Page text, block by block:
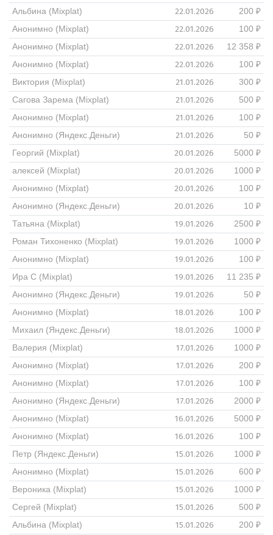
Альбина (Mixplat)
22.01.2026
200 ₽
Анонимно (Mixplat)
22.01.2026
100 ₽
Анонимно (Mixplat)
22.01.2026
12 358 ₽
Анонимно (Mixplat)
22.01.2026
100 ₽
Виктория (Mixplat)
21.01.2026
300 ₽
Сагова Зарема (Mixplat)
21.01.2026
500 ₽
Анонимно (Mixplat)
21.01.2026
100 ₽
Анонимно (Яндекс.Деньги)
21.01.2026
50 ₽
Георгий (Mixplat)
20.01.2026
5000 ₽
алексей (Mixplat)
20.01.2026
1000 ₽
Анонимно (Mixplat)
20.01.2026
100 ₽
Анонимно (Яндекс.Деньги)
20.01.2026
10 ₽
Татьяна (Mixplat)
19.01.2026
2500 ₽
Роман Тихоненко (Mixplat)
19.01.2026
1000 ₽
Анонимно (Mixplat)
19.01.2026
100 ₽
Ира С (Mixplat)
19.01.2026
11 235 ₽
Анонимно (Яндекс.Деньги)
19.01.2026
50 ₽
Анонимно (Mixplat)
18.01.2026
100 ₽
Михаил (Яндекс.Деньги)
18.01.2026
1000 ₽
Валерия (Mixplat)
17.01.2026
1000 ₽
Анонимно (Mixplat)
17.01.2026
200 ₽
Анонимно (Mixplat)
17.01.2026
100 ₽
Анонимно (Яндекс.Деньги)
17.01.2026
2000 ₽
Анонимно (Mixplat)
16.01.2026
5000 ₽
Анонимно (Mixplat)
16.01.2026
100 ₽
Петр (Яндекс.Деньги)
15.01.2026
1000 ₽
Анонимно (Mixplat)
15.01.2026
600 ₽
Вероника (Mixplat)
15.01.2026
1000 ₽
Сергей (Mixplat)
15.01.2026
500 ₽
Альбина (Mixplat)
15.01.2026 200 ₽